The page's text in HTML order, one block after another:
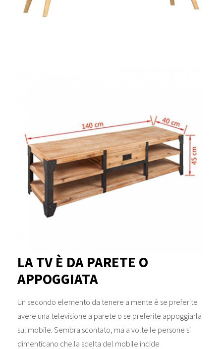
LA TV È DA PARETE O
APPOGGIATA
Un secondo elemento da tenere a mente è se preferite
avere una televisione a parete o se preferite appoggiarla
sul mobile. Sembra scontato, ma a volte le persone si
dimenticano che la scelta del mobile incide